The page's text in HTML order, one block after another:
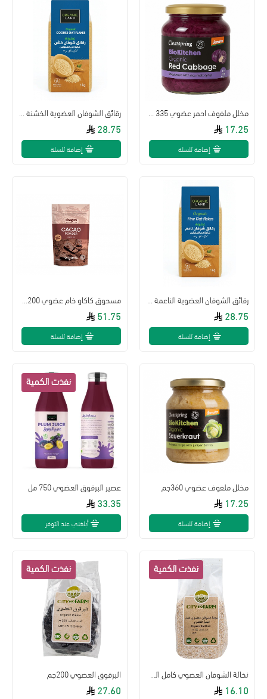
17.25
إضافة للسلة
28.75
إضافة للسلة
28.75
إضافة للسلة
51.75
إضافة للسلة
مخلل ملفوف عضوي 360جم
17.25
إضافة للسلة
عصير البرقوق العضوي 750 مل
33.35
أبلغني عند التوفر
16.10
البرقوق العضوي 200جم
27.60